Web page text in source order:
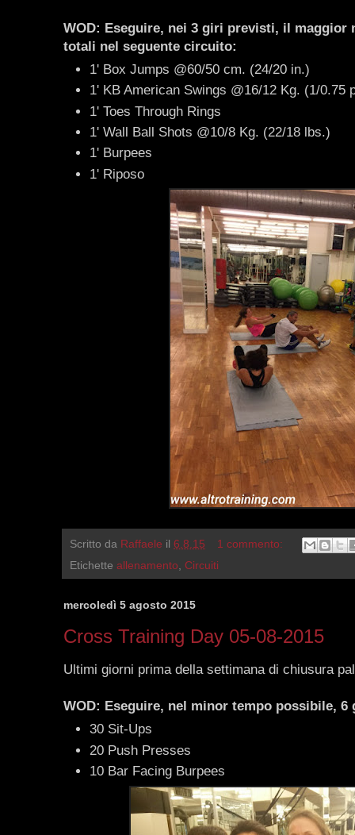
WOD: Eseguire, nei 3 giri previsti, il maggior
totali nel seguente circuito:
1' Box Jumps @60/50 cm. (24/20 in.)
1' KB American Swings @16/12 Kg. (1/0.75
1' Toes Through Rings
1' Wall Ball Shots @10/8 Kg. (22/18 lbs.)
1' Burpees
1' Riposo
Scritto da Raffaele il 6.8.15
1 commento:
Etichette allenamento Circuiti
mercoledì 5 agosto 2015
Cross Training Day 05-08-2015
Ultimi giorni prima della settimana di chiusura
WOD: Eseguire, nel minor tempo possibile,
30 Sit-Ups
20 Push Presses
10 Bar Facing Burpees